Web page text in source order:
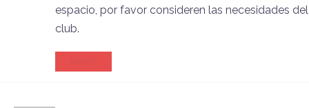
espacio, por favor consideren las necesidades del
club.